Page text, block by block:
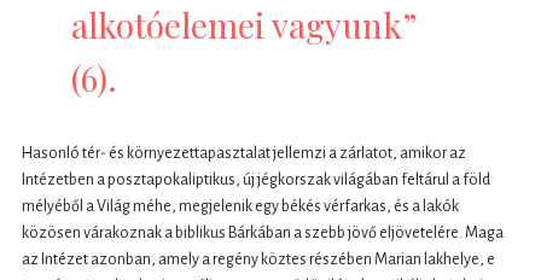
alkotóelemei vagyunk”
(6).
Hasonló tér- és környezettapasztalat jellemzi a zárlatot, amikor az
Intézetben a posztapokaliptikus, új jégkorszak világában feltárul a föld
mélyéből a Világ méhe, megjelenik egy békés vérfarkas, és a lakók
közösen várakoznak a biblikus Bárkában a szebb jövő eljövetelére. Maga
az Intézet azonban, amely a regény köztes részében Marian lakhelye, e